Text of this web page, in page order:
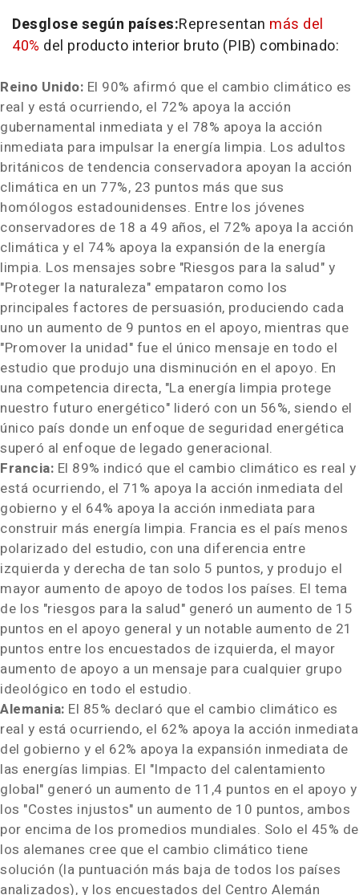
Desglose según países:Representan más del
40% del producto interior bruto (PIB) combinado:
Reino Unido: El 90% afirmó que el cambio climático es
real y está ocurriendo, el 72% apoya la acción
gubernamental inmediata y el 78% apoya la acción
inmediata para impulsar la energía limpia. Los adultos
británicos de tendencia conservadora apoyan la acción
climática en un 77%, 23 puntos más que sus
homólogos estadounidenses. Entre los jóvenes
conservadores de 18 a 49 años, el 72% apoya la acción
climática y el 74% apoya la expansión de la energía
limpia. Los mensajes sobre "Riesgos para la salud" y
"Proteger la naturaleza" empataron como los
principales factores de persuasión, produciendo cada
uno un aumento de 9 puntos en el apoyo, mientras que
"Promover la unidad" fue el único mensaje en todo el
estudio que produjo una disminución en el apoyo. En
una competencia directa, "La energía limpia protege
nuestro futuro energético" lideró con un 56%, siendo el
único país donde un enfoque de seguridad energética
superó al enfoque de legado generacional.
Francia: El 89% indicó que el cambio climático es real y
está ocurriendo, el 71% apoya la acción inmediata del
gobierno y el 64% apoya la acción inmediata para
construir más energía limpia. Francia es el país menos
polarizado del estudio, con una diferencia entre
izquierda y derecha de tan solo 5 puntos, y produjo el
mayor aumento de apoyo de todos los países. El tema
de los "riesgos para la salud" generó un aumento de 15
puntos en el apoyo general y un notable aumento de 21
puntos entre los encuestados de izquierda, el mayor
aumento de apoyo a un mensaje para cualquier grupo
ideológico en todo el estudio.
Alemania: El 85% declaró que el cambio climático es
real y está ocurriendo, el 62% apoya la acción inmediata
del gobierno y el 62% apoya la expansión inmediata de
las energías limpias. El "Impacto del calentamiento
global" generó un aumento de 11,4 puntos en el apoyo y
los "Costes injustos" un aumento de 10 puntos, ambos
por encima de los promedios mundiales. Solo el 45% de
los alemanes cree que el cambio climático tiene
solución (la puntuación más baja de todos los países
analizados), y los encuestados del Centro Alemán